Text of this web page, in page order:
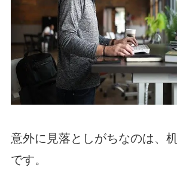
意外に見落としがちなのは、
です。